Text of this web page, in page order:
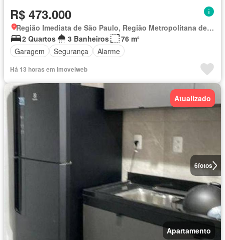
R$ 473.000
Região Imediata de São Paulo, Região Metropolitana de São Paulo
2 Quartos
3 Banheiros
76 m²
Garagem
Segurança Alarme
Há 13 horas em Imovelweb
6fotos
Atualizado
Apartamento